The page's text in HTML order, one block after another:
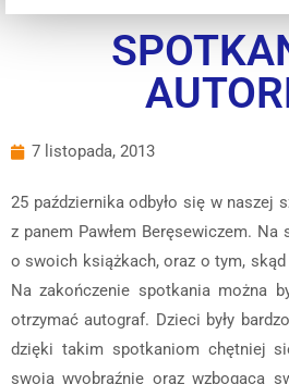
7 listopada, 2013
25 października odbyło się w naszej
z panem Pawłem Beręsewiczem.
o swoich książkach, oraz o tym, skąd
Na zakończenie spotkania można
otrzymać autograf. Dzieci były
dzięki takim spotkaniom chętniej
swoją wyobraźnię oraz wzbogacą